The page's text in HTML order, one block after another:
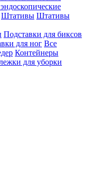
Штативы Штативы
Подставки для биксов
для ног Все
Контейнеры
для уборки